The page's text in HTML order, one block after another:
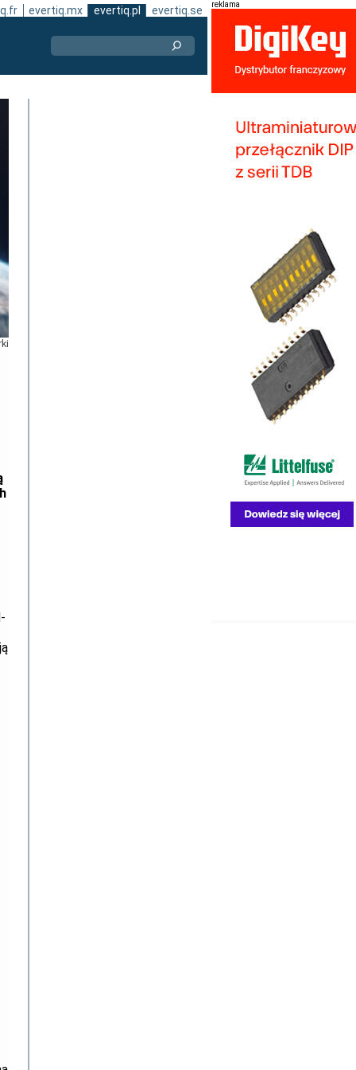
evertiq.mx evertiq.pl evertiq.se reklama